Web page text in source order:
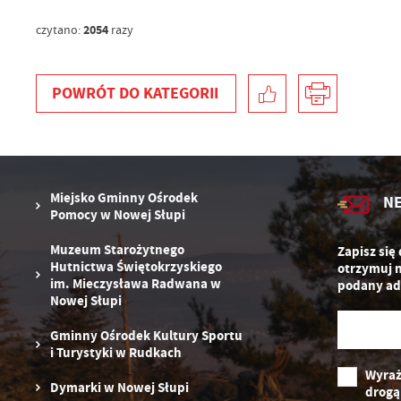
czytano:2054razy
POWRÓT DO KATEGORII
Miejsko Gminny Ośrodek
Pomocy w Nowej Słupi
Muzeum Starożytnego
Hutnictwa Świętokrzyskiego
im. Mieczysława Radwana w
Nowej Słupi
Gminny Ośrodek Kultury Sportu
i Turystyki w Rudkach
Dymarki w Nowej Słupi
Zapisz
otrzymuj
podany